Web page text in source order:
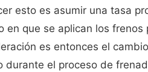
esto es asumir una tasa
en que se aplican los frenos
es entonces el
el proceso de